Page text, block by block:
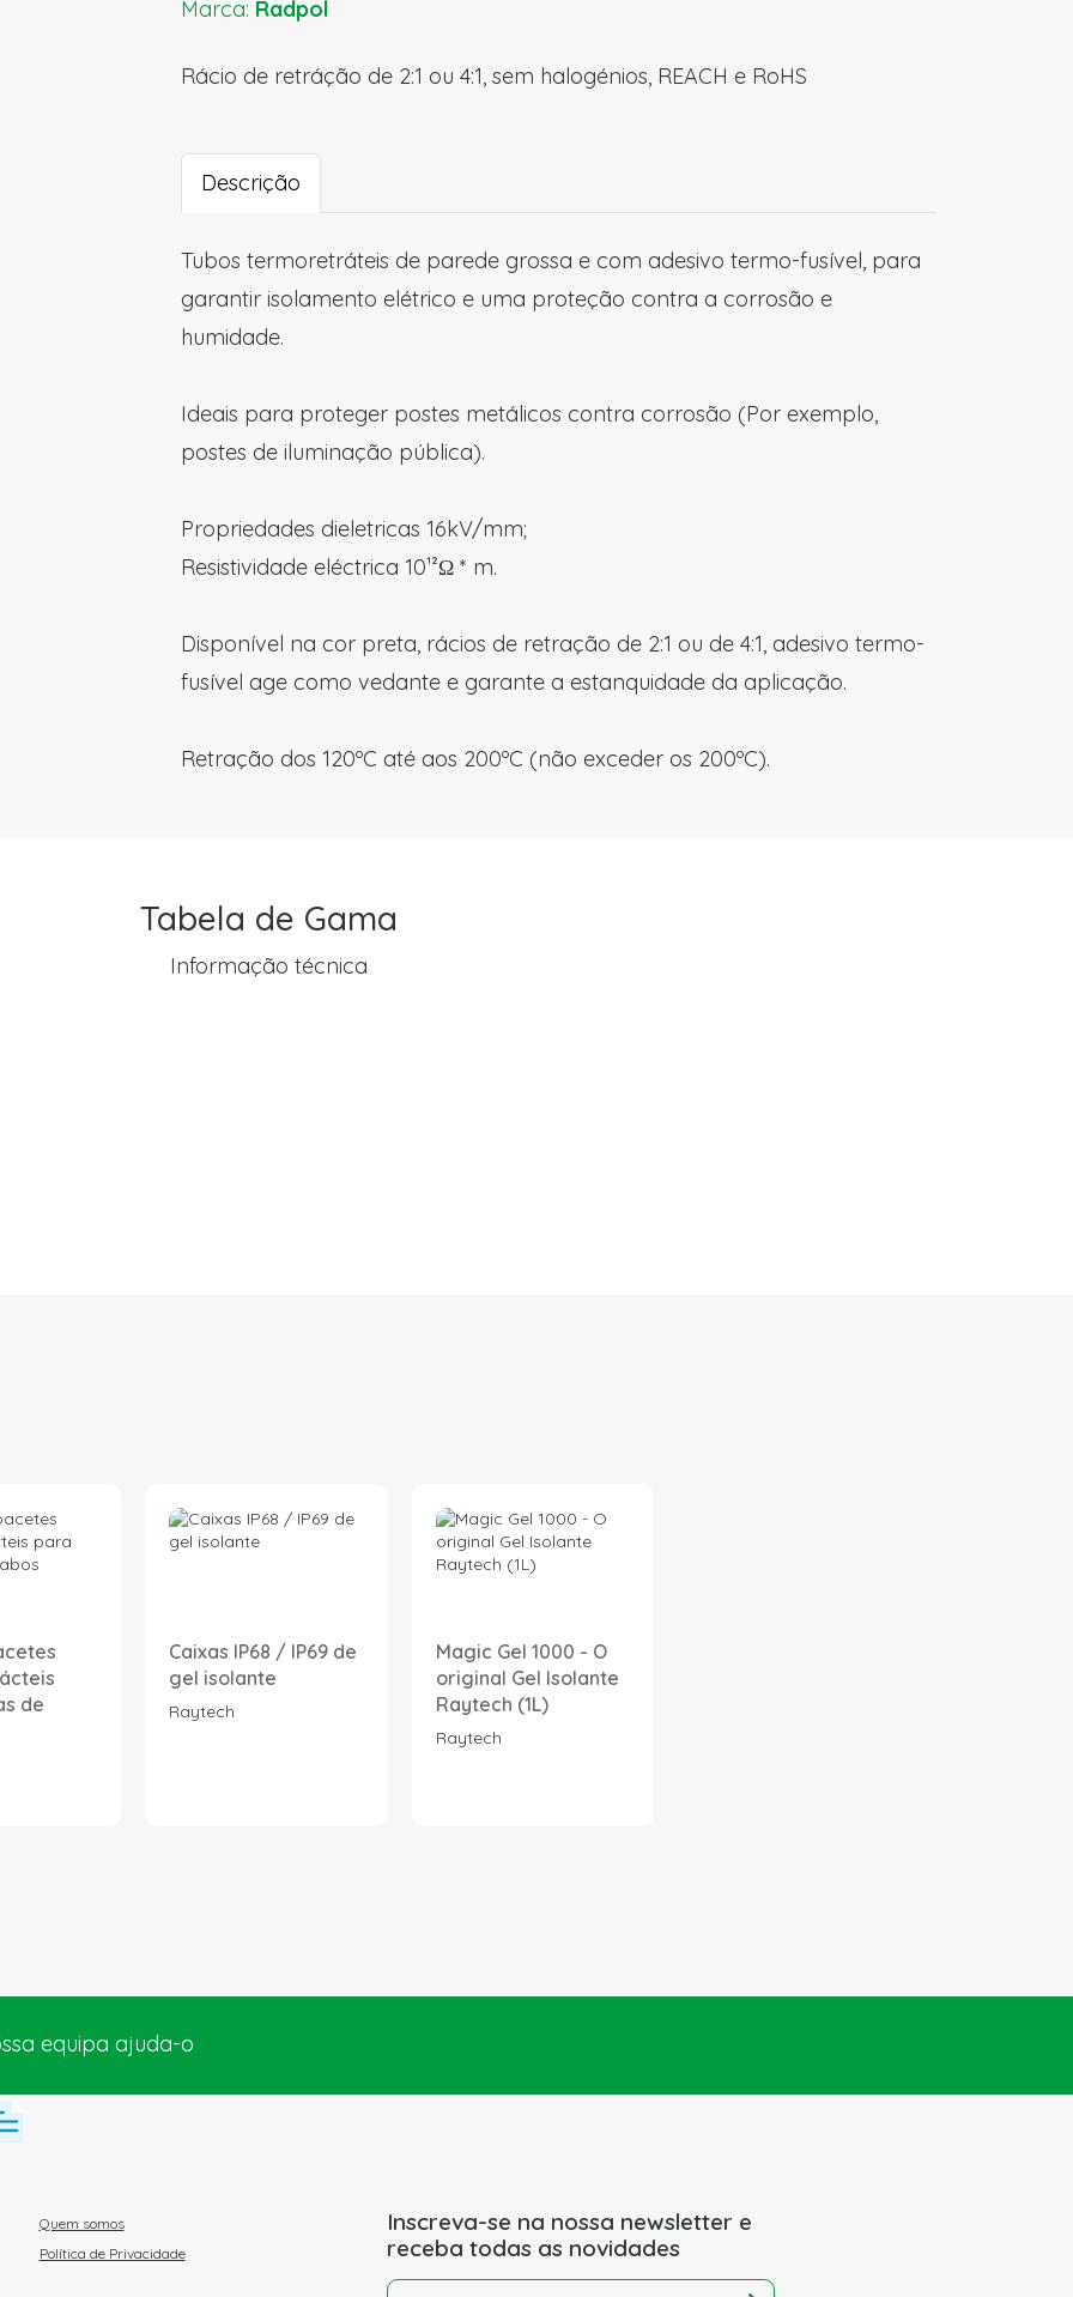
Marca: Radpol
Rácio de retráção de 2:1 ou 4:1, sem halogénios, REACH e RoHS
Descrição
Tubos termoretráteis de parede grossa e com adesivo termo-fusível, para
garantir isolamento elétrico e uma proteção contra a corrosão e
humidade.
Ideais para proteger postes metálicos contra corrosão (Por exemplo,
postes de iluminação pública).
Propriedades dieletricas 16kV/mm;
Resistividade eléctrica 10¹²Ω * m.
Disponível na cor preta, rácios de retração de 2:1 ou de 4:1, adesivo termo-
fusível age como vedante e garante a estanquidade da aplicação.
Retração dos 120ºC até aos 200ºC (não exceder os 200ºC).
Tabela de Gama
Informação técnica
de
Caixas IP68 / IP69 de
gel isolante
Raytech
Magic Gel 1000 - O
original Gel Isolante
Raytech (1L)
Raytech
equipa ajuda-o
Quem somos
Política de Privacidade
Inscreva-se na nossa newsletter e
receba todas as novidades